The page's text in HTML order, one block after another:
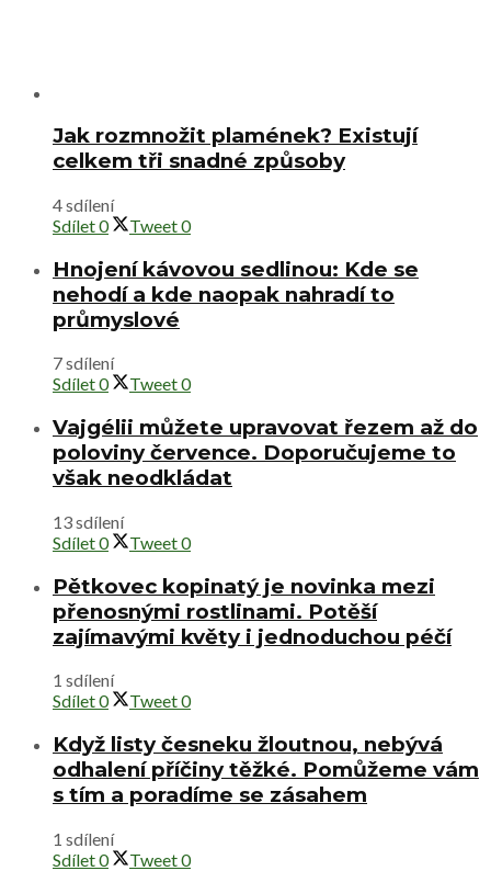
Jak rozmnožit plamének? Existují
celkem tři snadné způsoby
4 sdílení
Sdílet0 Tweet0
Hnojení kávovou sedlinou: Kde se
nehodí a kde naopak nahradí to
průmyslové
7 sdílení
Sdílet0 Tweet0
Vajgélii můžete upravovat řezem až do
poloviny července. Doporučujeme to
však neodkládat
13 sdílení
Sdílet0 Tweet0
Pětkovec kopinatý je novinka mezi
přenosnými rostlinami. Potěší
zajímavými květy i jednoduchou péčí
1 sdílení
Sdílet0 Tweet0
Když listy česneku žloutnou, nebývá
odhalení příčiny těžké. Pomůžeme vám
s tím a poradíme se zásahem
1 sdílení
Sdílet0 Tweet0